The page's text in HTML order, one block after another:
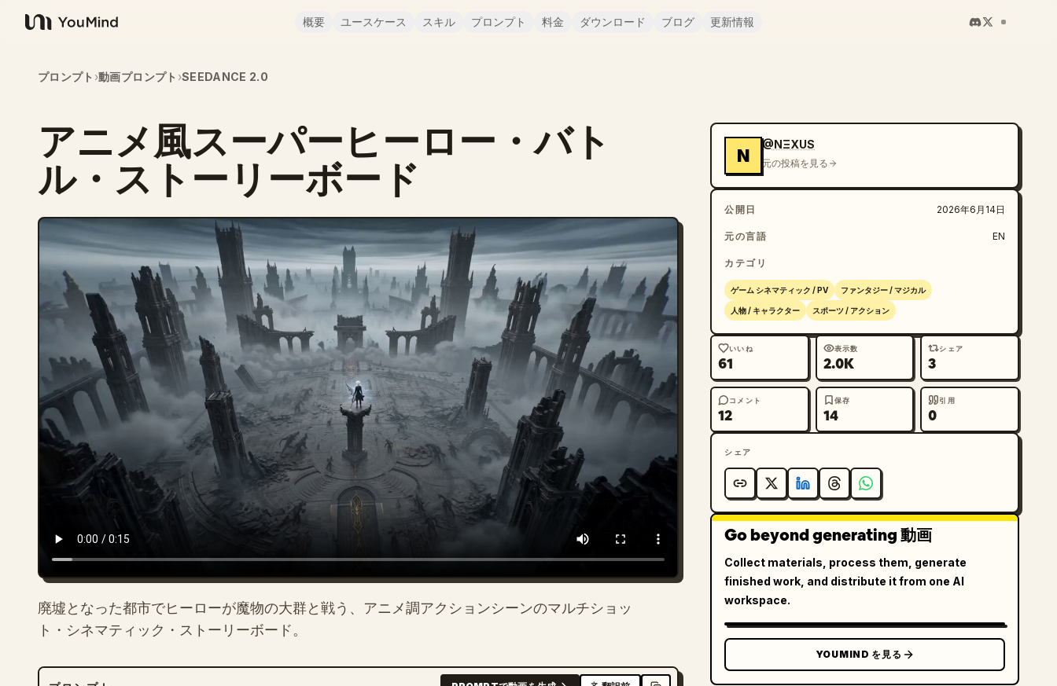
YouMind
概要 ユースケース スキル プロンプト 料金 ダウンロード ブログ 更新情報
プロンプト ›動画プロンプト ›SEEDANCE 2.0
アニメ風スーパーヒーロー・バト
ル・ストーリーボード
廃墟となった都市でヒーローが魔物の大群と戦う、アニメ調アクションシーンのマルチショッ
ト・シネマティック・ストーリーボード。
N
@NΞXUS
元の投稿を見る
公開日 2026年6月14日
元の言語 EN
カテゴリ
ゲーム シネマティック / PV ファンタジー / マジカル
人物 / キャラクター スポーツ / アクション
いいね
61
表示数
2.0K
シェア
3
コメント
12
保存
14
引用
0
シェア
Go beyond generating 動画
Collect materials, process them, generate
finished work, and distribute it from one AI
workspace.
YOUMIND を見る